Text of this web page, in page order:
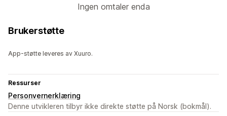
Ingen omtaler enda
Brukerstøtte
App-støtte leveres av Xuuro.
Ressurser
Personvernerklæring
Denne utvikleren tilbyr ikke direkte støtte på Norsk (bokmål).